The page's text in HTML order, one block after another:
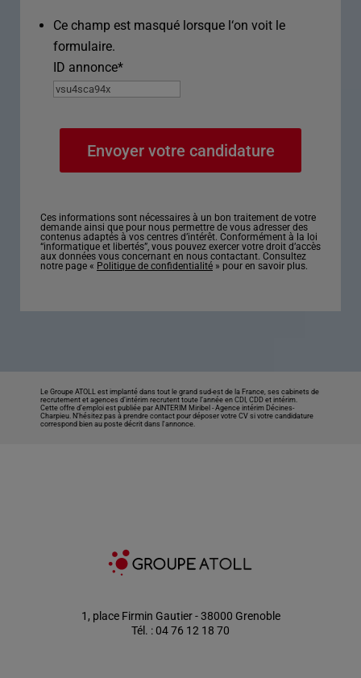
Ce champ est masqué lorsque l‘on voit le
formulaire.
ID annonce*
Ces informations sont nécessaires à un bon traitement de votre
demande ainsi que pour nous permettre de vous adresser des
contenus adaptés à vos centres d’intérêt. Conformément à la loi
“informatique et libertés”, vous pouvez exercer votre droit d’accès
aux données vous concernant en nous contactant. Consultez
notre page « Politique de confidentialité » pour en savoir plus.
Le Groupe ATOLL est implanté dans tout le grand sud-est de la France, ses cabinets de
recrutement et agences d’intérim recrutent toute l’année en CDI, CDD et intérim.
Cette offre d’emploi est publiée par AINTERIM Miribel -Agence intérim Décines-
Charpieu. N’hésitez pas à prendre contact pour déposer votre CV si votre candidature
correspond bien au poste décrit dans l'annonce.
1, place Firmin Gautier - 38000 Grenoble
Tél. : 04 76 12 18 70